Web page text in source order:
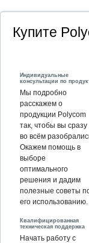
Купите
Индивидуальные
консультации по
Мы подробно
расскажем о
продукции Polycom
так, чтобы вы сразу
во всём
Окажем помощь в
выборе
оптимального
решения и дадим
полезные советы
его использованию.
Квалифицированная
техническая поддержка
Начать работу с